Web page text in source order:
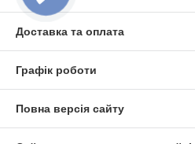
Доставка та оплата
Графік роботи
Повна версія сайту